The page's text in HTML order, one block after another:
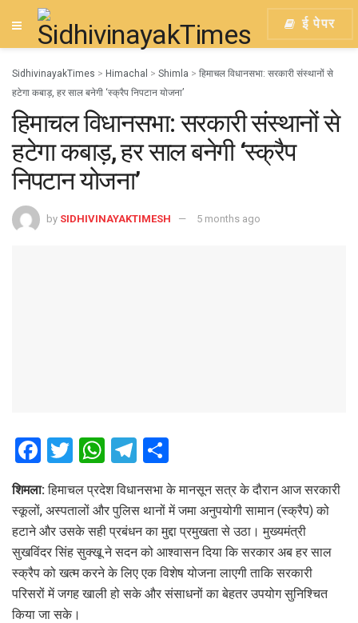
ई पेपर
SidhivinayakTimes > Himachal > Shimla > हिमाचल विधानसभा: सरकारी संस्थानों से
हटेगा कबाड़, हर साल बनेगी ‘स्क्रैप निपटान योजना’
हिमाचल विधानसभा: सरकारी संस्थानों से
हटेगा कबाड़, हर साल बनेगी ‘स्क्रैप
निपटान योजना’
by SIDHIVINAYAKTIMESH 5 months ago
F
a
ce
b
o
o
k
T
tt
er
W
h
at
s
A
p
p
T
e
gr
a
m
h
ar
e
शिमला: हिमाचल प्रदेश विधानसभा के मानसून सत्र के दौरान आज सरकारी
स्कूलों, अस्पतालों और पुलिस थानों में जमा अनुपयोगी सामान (स्क्रैप) को
हटाने और उसके सही प्रबंधन का मुद्दा प्रमुखता से उठा। मुख्यमंत्री
सुखविंदर सिंह सुक्खू ने सदन को आश्वासन दिया कि सरकार अब हर साल
स्क्रैप को खत्म करने के लिए एक विशेष योजना लाएगी ताकि सरकारी
परिसरों में जगह खाली हो सके और संसाधनों का बेहतर उपयोग सुनिश्चित
किया जा सके।